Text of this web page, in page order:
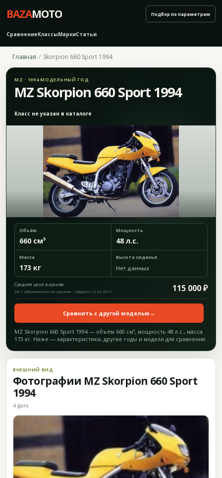
BAZAMOTO
СравнениеКлассыМаркиСтатьи
Подбор по параметрам
Главная Skorpion 660 Sport 1994
MZ · 1994 МОДЕЛЬНЫЙ ГОД
MZ Skorpion 660 Sport 1994
Класс не указан в каталоге
Объём
660 см³
Мощность
48 л.с.
Масса
173 кг
Высота сиденья
Нет данных
Средняя цена в архиве 115 000 ₽
По 1 объявлению из архива · собрано 12.02.2017
Сравнить с другой моделью →
MZ Skorpion 660 Sport 1994 — объём 660 см³, мощность 48 л.с., масса
173 кг. Ниже — характеристики, другие годы и модели для сравнения.
ВНЕШНИЙ ВИД
Фотографии MZ Skorpion 660 Sport
1994
4 фото